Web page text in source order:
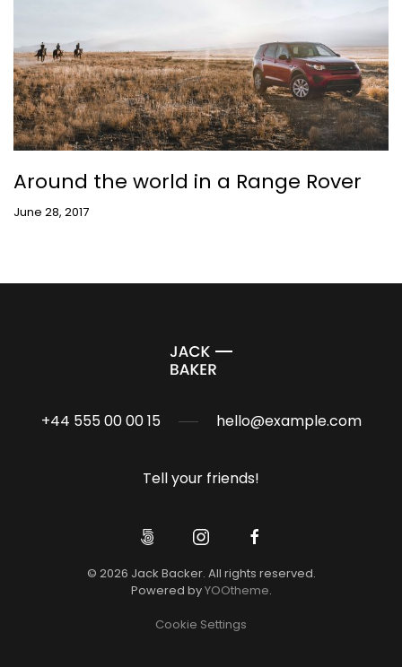
Around the world in a Range Rover
June 28, 2017
+44 555 00 00 15 hello@example.com
Tell your friends!
© 2026 Jack Backer. All rights reserved.
Powered byYOOtheme.
Cookie Settings